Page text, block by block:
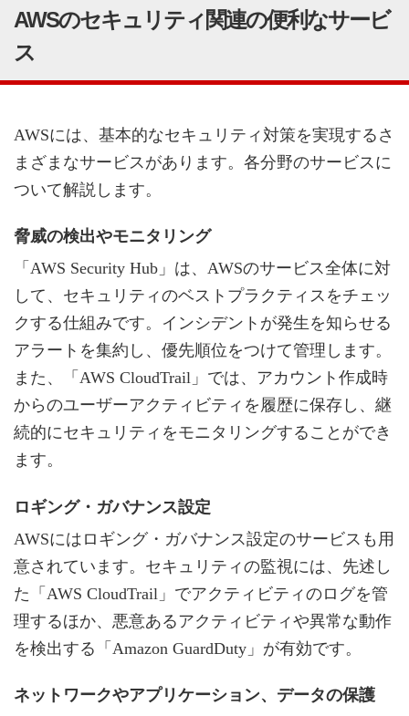
AWSのセキュリティ関連の便利なサービ
ス
AWSには、基本的なセキュリティ対策を実現するさ
まざまなサービスがあります。各分野のサービスに
ついて解説します。
脅威の検出やモニタリング
「AWS Security Hub」は、AWSのサービス全体に対
して、セキュリティのベストプラクティスをチェッ
クする仕組みです。インシデントが発生を知らせる
アラートを集約し、優先順位をつけて管理します。
また、「AWS CloudTrail」では、アカウント作成時
からのユーザーアクティビティを履歴に保存し、継
続的にセキュリティをモニタリングすることができ
ます。
ロギング・ガバナンス設定
AWSにはロギング・ガバナンス設定のサービスも用
意されています。セキュリティの監視には、先述し
た「AWS CloudTrail」でアクティビティのログを管
理するほか、悪意あるアクティビティや異常な動作
を検出する「Amazon GuardDuty」が有効です。
ネットワークやアプリケーション、データの保護